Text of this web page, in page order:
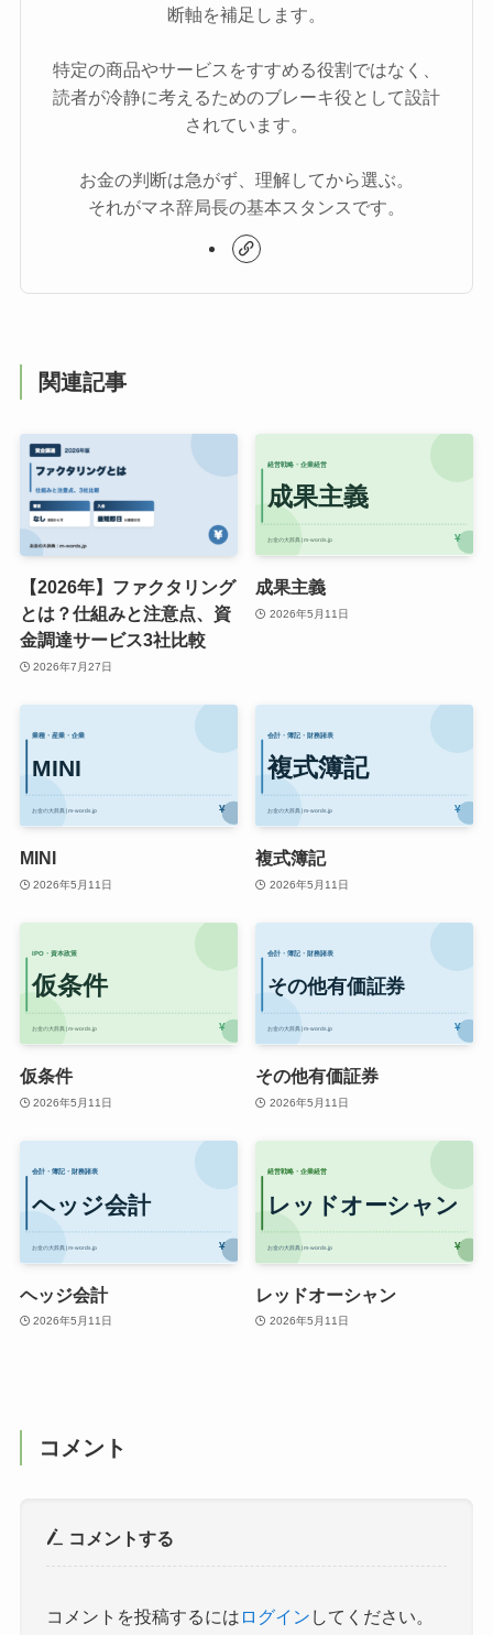
断軸を補足します。
特定の商品やサービスをすすめる役割ではなく、
読者が冷静に考えるためのブレーキ役として設計
されています。
お金の判断は急がず、理解してから選ぶ。
それがマネ辞局長の基本スタンスです。
関連記事
【2026年】ファクタリング
とは？仕組みと注意点、資
金調達サービス3社比較
2026年7月27日
成果主義
2026年5月11日
MINI
2026年5月11日
複式簿記
2026年5月11日
仮条件
2026年5月11日
その他有価証券
2026年5月11日
ヘッジ会計
2026年5月11日
レッドオーシャン
2026年5月11日
コメント
コメントする
コメントを投稿するには ログイン してください。